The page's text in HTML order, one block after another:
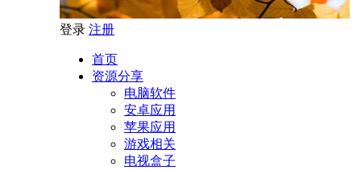
登录 注册
首页
资源分享
电脑软件
安卓应用
苹果应用
游戏相关
电视盒子